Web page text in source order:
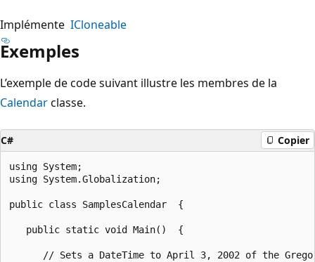
Implémente ICloneable
Exemples
L’exemple de code suivant illustre les membres de la
Calendarclasse.
C# Copier
using System;
using System.Globalization;
public class SamplesCalendar  {
   public static void Main()  {
// Sets a DateTime to April 3, 2002 of the